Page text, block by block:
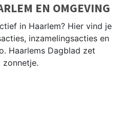
EN OMGEVING
in Haarlem? Hier vind je
inzamelingsacties en
Haarlems Dagblad zet
zonnetje.